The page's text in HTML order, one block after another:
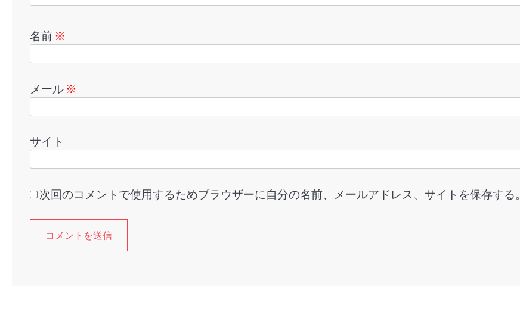
名前 ※
メール ※
サイト
次回のコメントで使用するためブラウザーに自分の名前、メールアドレス、サイトを保存する。